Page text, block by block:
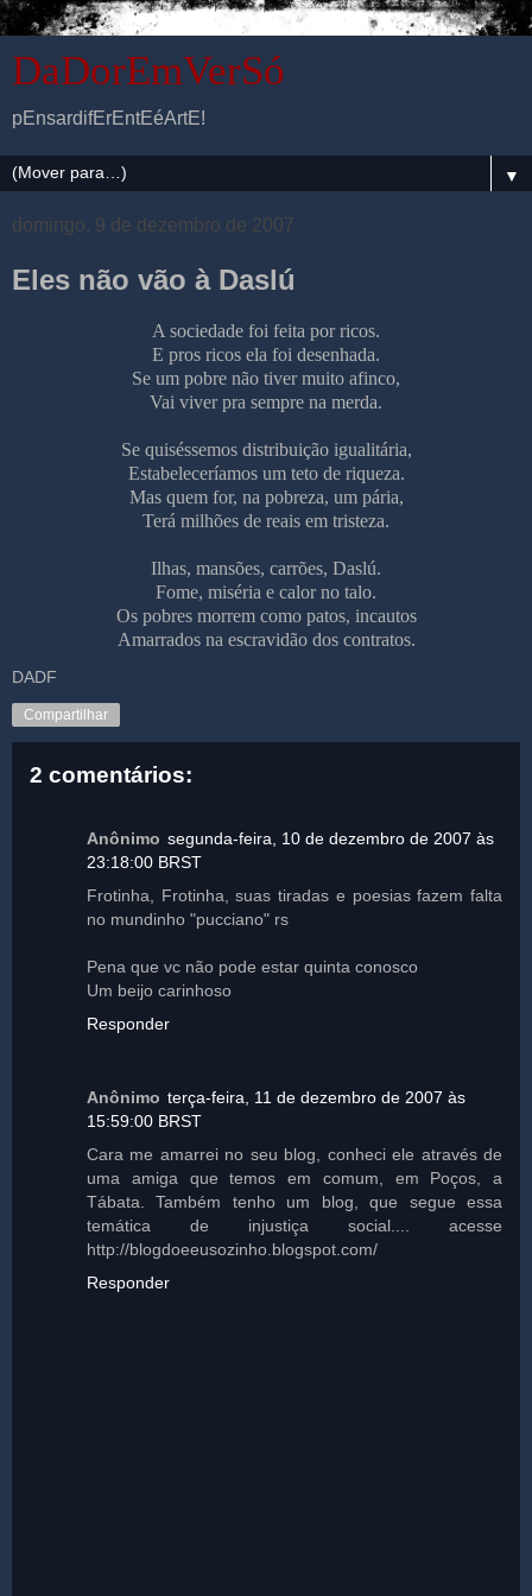
DaDorEmVerSó
pEnsardifErEntEéArtE!
▼
domingo, 9 de dezembro de 2007
Eles não vão à Daslú
A sociedade foi feita por ricos.
E pros ricos ela foi desenhada.
Se um pobre não tiver muito afinco,
Vai viver pra sempre na merda.
Se quiséssemos distribuição igualitária,
Estabeleceríamos um teto de riqueza.
Mas quem for, na pobreza, um pária,
Terá milhões de reais em tristeza.
Ilhas, mansões, carrões, Daslú.
Fome, miséria e calor no talo.
Os pobres morrem como patos, incautos
Amarrados na escravidão dos contratos.
DADF
Compartilhar
2 comentários:
Anônimo segunda-feira, 10 de dezembro de 2007 às
23:18:00 BRST
Frotinha, Frotinha, suas tiradas e poesias fazem falta
no mundinho "pucciano" rs
Pena que vc não pode estar quinta conosco
Um beijo carinhoso
Responder
Anônimo terça-feira, 11 de dezembro de 2007 às
15:59:00 BRST
Cara me amarrei no seu blog, conheci ele através de
uma amiga que temos em comum, em Poços, a
Tábata. Também tenho um blog, que segue essa
temática de injustiça social.... acesse
http://blogdoeeusozinho.blogspot.com/
Responder